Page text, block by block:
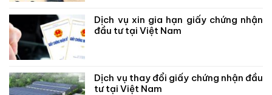
Dịch vụ xin gia hạn giấy chứng nhận
đầu tư tại Việt Nam
Dịch vụ thay đổi giấy chứng nhận đầu
tư tại Việt Nam